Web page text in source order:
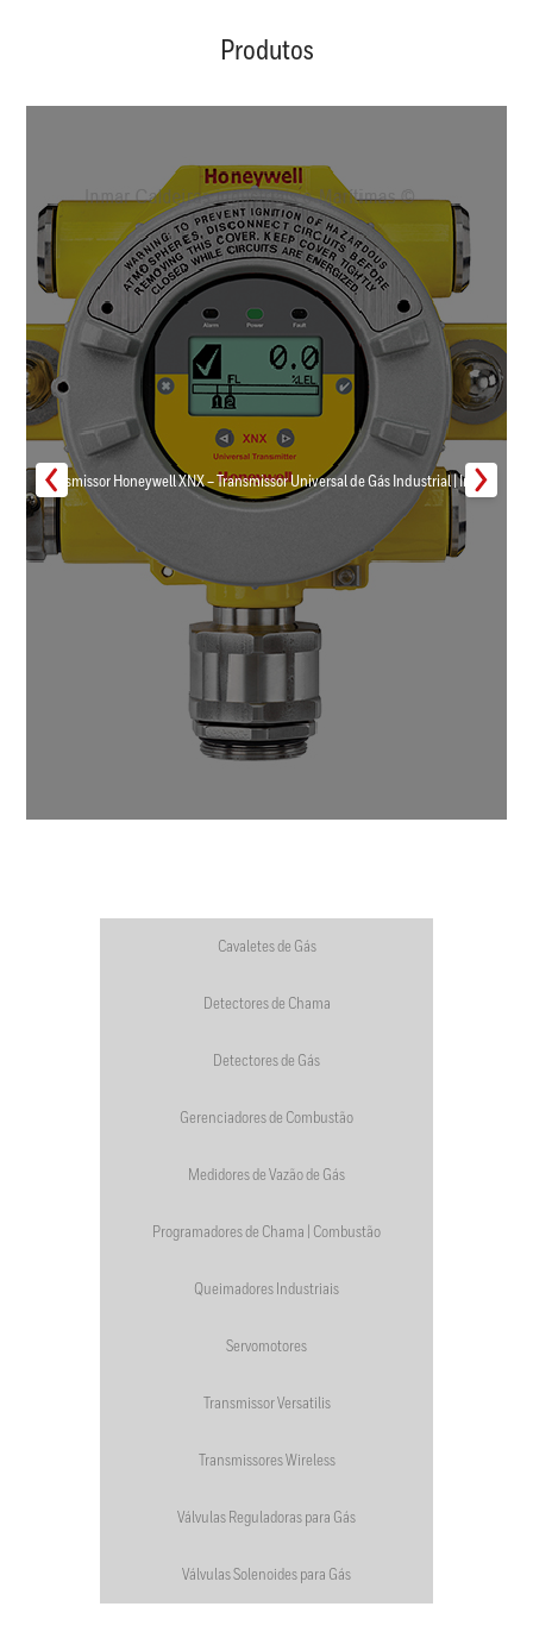
Produtos
Transmissor Honeywell XNX – Transmissor Universal de Gás Industrial | Inmar
Cavaletes de Gás
Detectores de Chama
Detectores de Gás
Gerenciadores de Combustão
Medidores de Vazão de Gás
Programadores de Chama | Combustão
Queimadores Industriais
Servomotores
Transmissor Versatilis
Transmissores Wireless
Válvulas Reguladoras para Gás
Válvulas Solenoides para Gás